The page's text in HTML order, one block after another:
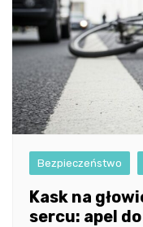
Bezpieczeństwo
Kask na
sercu: apel